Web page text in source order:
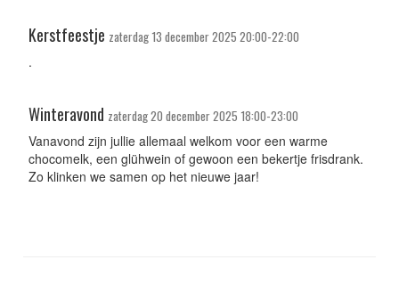
Kerstfeestje zaterdag 13 december 2025 20:00-22:00
.
Winteravond zaterdag 20 december 2025 18:00-23:00
Vanavond zijn jullie allemaal welkom voor een warme
chocomelk, een glühwein of gewoon een bekertje frisdrank.
Zo klinken we samen op het nieuwe jaar!